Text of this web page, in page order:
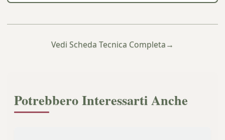
Vedi Scheda Tecnica Completa→
Potrebbero Interessarti Anche